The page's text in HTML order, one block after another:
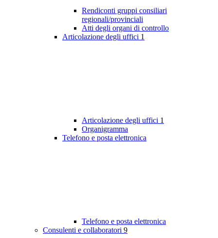
Rendiconti gruppi consiliari
regionali/provinciali
Atti degli organi di controllo
Articolazione degli uffici 1
Articolazione degli uffici 1
Organigramma
Telefono e posta elettronica
Telefono e posta elettronica
Consulenti e collaboratori 9